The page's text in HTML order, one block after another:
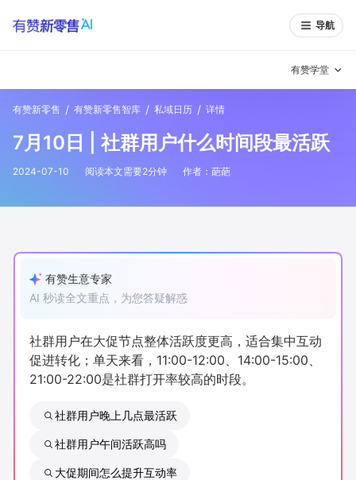
导航
有赞学堂
增长方法
有赞春季发布会 实干家直播间
新零售大会 新零售茶会
新零售私享会 门店经营增长公开课
AllValue 战略合作
增长产品指南
有赞新零售 / 有赞新零售智库 / 私域日历 / 详情
7月10日 | 社群用户什么时间段最活跃
2024-07-10 阅读本文需要2分钟 作者： 葩葩
有赞生意专家
AI 秒读全文重点，为您答疑解惑
社群用户在大促节点整体活跃度更高，适合集中互动
促进转化；单天来看，11:00-12:00、14:00-15:00、
21:00-22:00是社群打开率较高的时段。
社群用户晚上几点最活跃
社群用户午间活跃高吗
大促期间怎么提升互动率